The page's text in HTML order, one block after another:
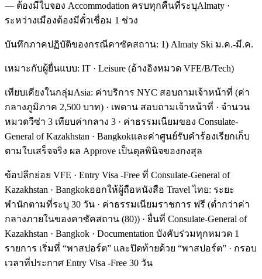
— ต้องมีใบจอง Accommodation ครบทุกคืนที่ระบุAlmaty ·
ระหว่างเมืองต้องมีตั๋วเชื่อม 1 ช่วง
บันทึกภาคปฏิบัติของกรณีคาซัคสถาน: 1) Almaty Ski ม.ค.-มี.ค.
เหมาะกับผู้ยื่นแบบ: IT · Leisure (อ้างอิงหมวด VFE/B/Tech)
เทียบเคียงในกลุ่มAsia: ค่าบริการ NYC สอบถามเจ้าหน้าที่ (ค่า
กลางภูมิภาค 2,500 บาท) · เพดาน สอบถามเจ้าหน้าที่ · จำนวน
หมวดวีซ่า 3 เทียบค่ากลาง 3 · ค่าธรรมเนียมของ Consulate-
General of Kazakhstan · Bangkokและค่าศูนย์รับคำร้องเรียกเก็บ
ตามใบเสร็จจริง ผล Approve เป็นดุลพินิจของกงสุล
ข้อปลีกย่อย VFE · Entry Visa -Free ที่ Consulate-General of
Kazakhstan · Bangkokออกให้ผู้ถือหนังสือ Travel ไทย: ระยะ
พำนักตามที่ระบุ 30 วัน · ค่าธรรมเนียมราชการ ฟรี (ต่ำกว่าค่า
กลางภายในของคาซัคสถาน (80)) · ยื่นที่ Consulate-General of
Kazakhstan · Bangkok · Documentation บังคับร่วมทุกหมวด 1
รายการ เริ่มที่ “พาสปอร์ต” และปิดท้ายด้วย “พาสปอร์ต” · กรอบ
เวลาที่ประกาศ Entry Visa -Free 30 วัน